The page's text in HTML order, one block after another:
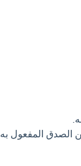
الصدق المفعول به